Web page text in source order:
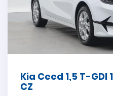
Kia Ceed 1,5 T-GDI
CZ